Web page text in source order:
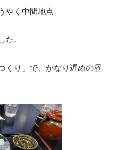
やく中間地点
た。
くり」で、かなり遅めの昼